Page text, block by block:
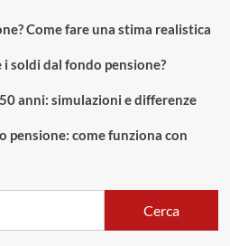
Come fare una stima realistica
soldi dal fondo pensione?
anni: simulazioni e differenze
pensione: come funziona con